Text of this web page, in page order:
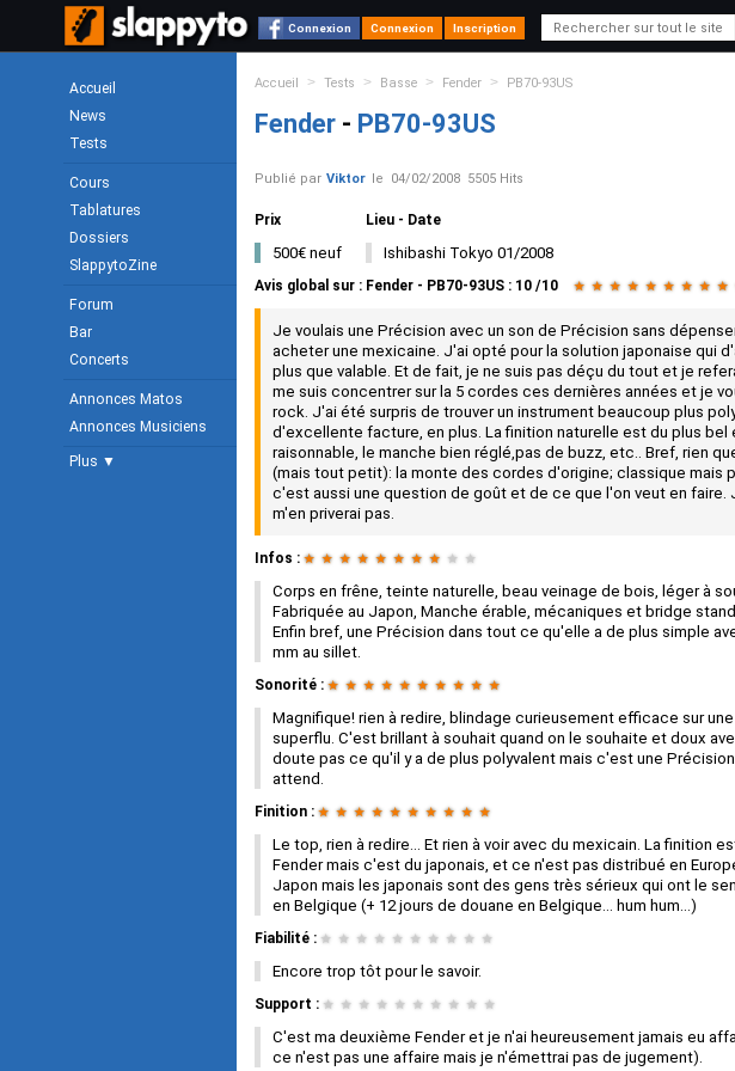
Connexion Connexion Inscription
Accueil
News
Tests
Cours
Tablatures
Dossiers
SlappytoZine
Forum
Bar
Concerts
Annonces Matos
Annonces Musiciens
Plus ▼
Accueil > Tests > Basse > Fender > PB70-93US
Fender - PB70-93US
Publié par Viktor le 04/02/2008 5505 Hits
Prix
500€ neuf
Lieu - Date
Ishibashi Tokyo 01/2008
Avis global sur : Fender - PB70-93US : 10 /10 ★ ★ ★ ★ ★ ★ ★ ★ ★
Je voulais une Précision avec un son de Précision sans
acheter une mexicaine. J'ai opté pour la solution japonaise qui
plus que valable. Et de fait, je ne suis pas déçu du tout et je
me suis concentrer sur la 5 cordes ces dernières années et je
rock. J'ai été surpris de trouver un instrument beaucoup plus
d'excellente facture, en plus. La finition naturelle est du plus
raisonnable, le manche bien réglé,pas de buzz, etc.. Bref, rien
(mais tout petit): la monte des cordes d'origine; classique mais
c'est aussi une question de goût et de ce que l'on veut en faire.
m'en priverai pas.
Infos : ★ ★ ★ ★ ★ ★ ★ ★ ★ ★
Corps en frêne, teinte naturelle, beau veinage de bois, léger à
Fabriquée au Japon, Manche érable, mécaniques et bridge
Enfin bref, une Précision dans tout ce qu'elle a de plus simple
mm au sillet.
Sonorité : ★ ★ ★ ★ ★ ★ ★ ★ ★ ★
Magnifique! rien à redire, blindage curieusement efficace sur
superflu. C'est brillant à souhait quand on le souhaite et doux
doute pas ce qu'il y a de plus polyvalent mais c'est une
attend.
Finition : ★ ★ ★ ★ ★ ★ ★ ★ ★ ★
Le top, rien à redire... Et rien à voir avec du mexicain. La finition
Fender mais c'est du japonais, et ce n'est pas distribué en
Japon mais les japonais sont des gens très sérieux qui ont le
en Belgique (+ 12 jours de douane en Belgique... hum hum...)
Fiabilité : ★ ★ ★ ★ ★ ★ ★ ★ ★ ★
Encore trop tôt pour le savoir.
Support : ★ ★ ★ ★ ★ ★ ★ ★ ★ ★
C'est ma deuxième Fender et je n'ai heureusement jamais eu
ce n'est pas une affaire mais je n'émettrai pas de jugement).